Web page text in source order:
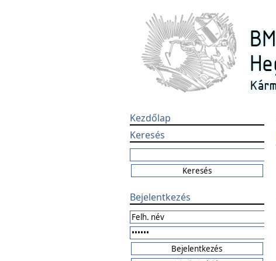
Kezdőlap
Keresés
Bejelentkezés